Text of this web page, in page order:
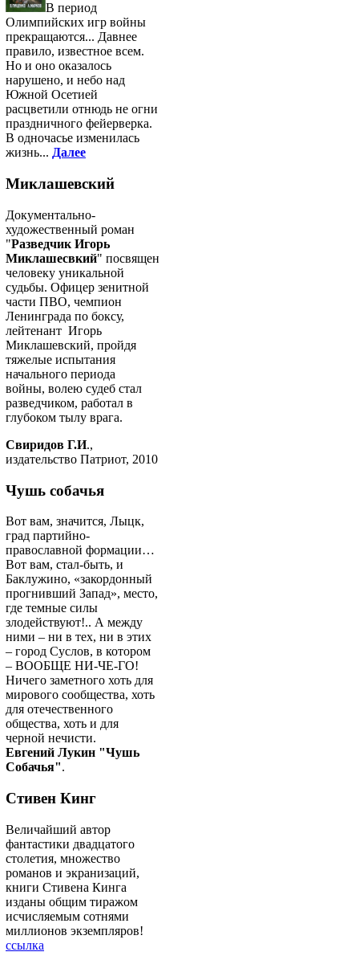
В период
Олимпийских игр войны
прекращаются... Давнее
правило, известное всем.
Но и оно оказалось
нарушено, и небо над
Южной Осетией
расцветили отнюдь не огни
праздничного фейерверка.
В одночасье изменилась
жизнь... Далее
Миклашевский
Документально-
художественный роман
"Разведчик Игорь
Миклашесвкий" посвящен
человеку уникальной
судьбы. Офицер зенитной
части ПВО, чемпион
Ленинграда по боксу,
лейтенант Игорь
Миклашевский, пройдя
тяжелые испытания
начального периода
войны, волею судеб стал
разведчиком, работал в
глубоком тылу врага.
Свиридов Г.И.,
издательство Патриот, 2010
Чушь собачья
Вот вам, значится, Лыцк,
град партийно-
православной формации…
Вот вам, стал-быть, и
Баклужино, «закордонный
прогнивший Запад», место,
где темные силы
злодействуют!.. А между
ними – ни в тех, ни в этих
– город Суслов, в котором
– ВООБЩЕ НИ-ЧЕ-ГО!
Ничего заметного хоть для
мирового сообщества, хоть
для отечественного
общества, хоть и для
черной нечисти.
Евгений Лукин "Чушь
Собачья".
Стивен Кинг
Величайший автор
фантастики двадцатого
столетия, множество
романов и экранизаций,
книги Стивена Кинга
изданы общим тиражом
исчисляемым сотнями
миллионов экземпляров!
ссылка